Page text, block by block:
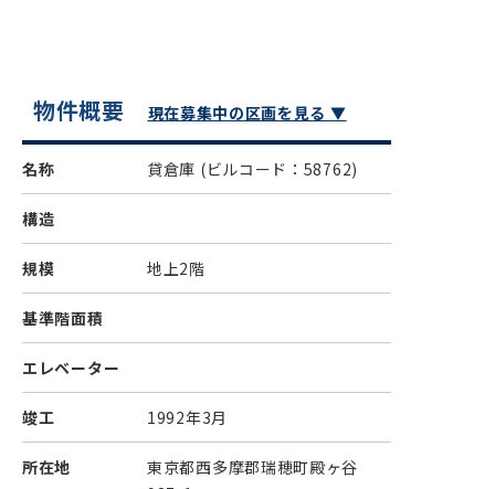
物件概要 現在募集中の区画を見る ▼
名称 貸倉庫 (ビルコード：58762)
構造
規模 地上2階
基準階面積
エレベーター
竣工 1992年3月
所在地
東京都西多摩郡瑞穂町殿ヶ谷